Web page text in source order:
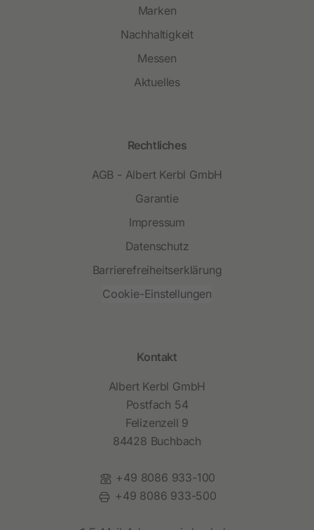
Marken
Nachhaltigkeit
Messen
Aktuelles
Rechtliches
AGB - Albert Kerbl GmbH
Garantie
Impressum
Datenschutz
Barrierefreiheitserklärung
Cookie-Einstellungen
Kontakt
Albert Kerbl GmbH
Postfach 54
Felizenzell 9
84428 Buchbach
Telefon:
+49 8086 933-100
Fax:
+49 8086 933-500